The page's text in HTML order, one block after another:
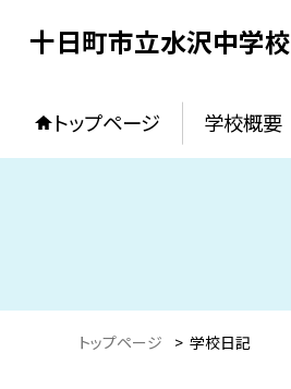
十日町市立水沢中学校
トップページ 学校概要
トップページ > 学校日記